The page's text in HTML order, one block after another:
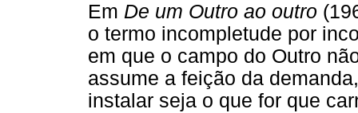
Em De um Outro ao outro
o termo incompletude por
em que o campo do Outro
assume a feição da
instalar seja o que for que